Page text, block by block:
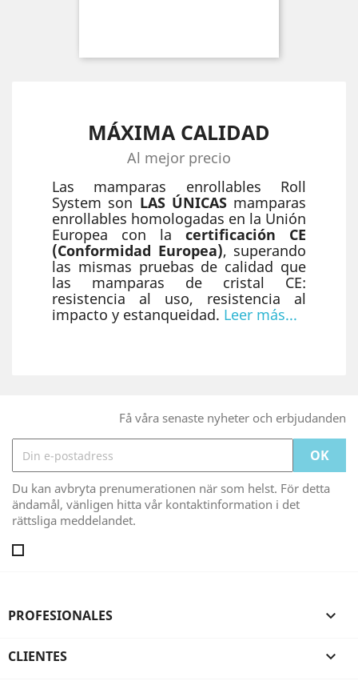
MÁXIMA CALIDAD
Al mejor precio
Las mamparas enrollables Roll
System son LAS ÚNICASmamparas
enrollables homologadas en la Unión
Europea con la certificación CE
(Conformidad Europea), superando
las mismas pruebas de calidad que
las mamparas de cristal CE:
resistencia al uso, resistencia al
impacto y estanqueidad. Leer más...
Få våra senaste nyheter och erbjudanden
Du kan avbryta prenumerationen när som helst. För detta
ändamål, vänligen hitta vår kontaktinformation i det
rättsliga meddelandet.
PROFESIONALES 
CLIENTES 